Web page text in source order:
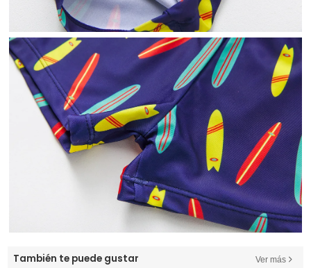
También te puede gustar Ver más